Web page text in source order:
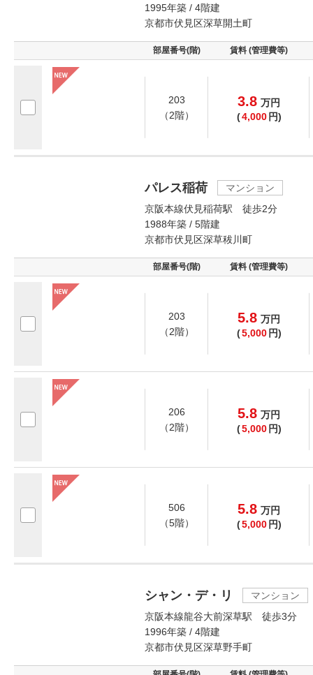
1995年築 / 4階建
京都市伏見区深草開土町
部屋番号(階) 賃料 (管理費等)
203
（2階）
3.8 万円
(4,000 円)
パレス稲荷
マンション
京阪本線伏見稲荷駅 徒歩2分
1988年築 / 5階建
京都市伏見区深草秡川町
部屋番号(階) 賃料 (管理費等)
203
（2階）
5.8 万円
(5,000 円)
206
（2階）
5.8 万円
(5,000 円)
506
（5階）
5.8 万円
(5,000 円)
シャン・デ・リ
マンション
京阪本線龍谷大前深草駅 徒歩3分
1996年築 / 4階建
京都市伏見区深草野手町